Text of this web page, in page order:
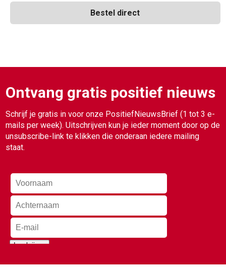
Bestel direct
Ontvang gratis positief nieuws
Schrijf je gratis in voor onze PositiefNieuwsBrief (1 tot 3 e-
mails per week). Uitschrijven kun je ieder moment door op de
unsubscribe-link te klikken die onderaan iedere mailing
staat.